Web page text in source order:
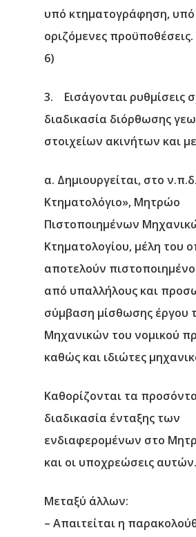
υπό κτηματογράφηση, υπό
οριζόμενες
6)
3. Εισάγονται ρυθμίσεις
διαδικασία διόρθωσης
στοιχείων ακινήτων και
α. Δημιουργείται, στο
Κτηματολόγιο», Μητρώο
Πιστοποιημένων
Κτηματολογίου, μέλη του
αποτελούν
από υπαλλήλους και
σύμβαση μίσθωσης έργου
Μηχανικών του νομικού
καθώς και ιδιώτες
Καθορίζονται τα
διαδικασία ένταξης των
ενδιαφερομένων στο
και οι υποχρεώσεις αυτών.
Μεταξύ άλλων:
– Απαιτείται η